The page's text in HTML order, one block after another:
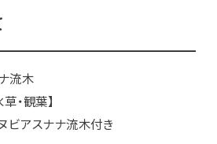
流木
草・観葉】
ビアスナナ流木付き